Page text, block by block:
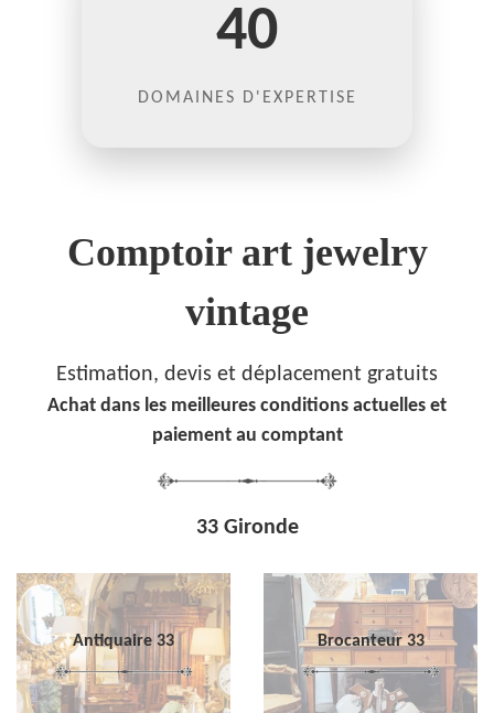
40
DOMAINES D'EXPERTISE
Comptoir art jewelry
vintage
Estimation, devis et déplacement gratuits
Achat dans les meilleures conditions actuelles et
paiement au comptant
33 Gironde
Antiquaire 33 Brocanteur 33